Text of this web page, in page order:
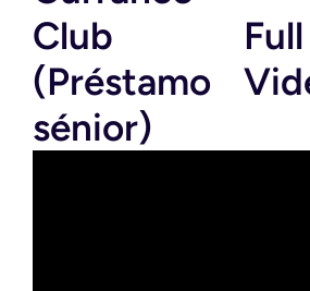
Club
(Préstamo
sénior)